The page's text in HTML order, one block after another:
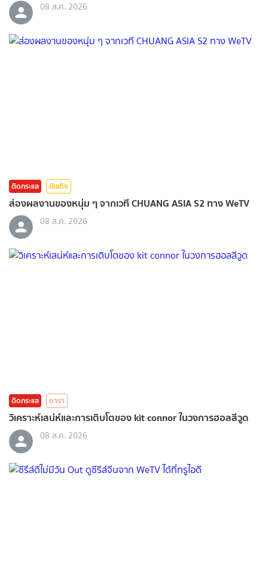
08 ส.ค. 2026
ติดกระแส บันเทิง
ส่องผลงานของหนุ่ม ๆ จากเวที CHUANG ASIA S2 ทาง WeTV
08 ส.ค. 2026
ติดกระแส ดารา
วิเคราะห์เสน่ห์และการเติบโตของ kit connor ในวงการฮอลลีวูด
08 ส.ค. 2026